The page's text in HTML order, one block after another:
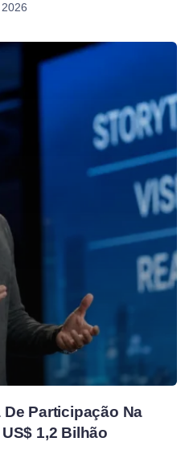
Participação Na
1,2 Bilhão